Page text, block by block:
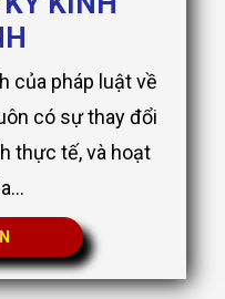
của pháp luật về
có sự thay đổi
thực tế, và hoạt